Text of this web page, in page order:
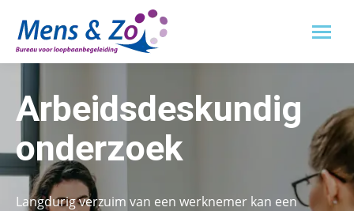
Arbeidsdeskundig
onderzoek
Langdurig verzuim van een werknemer kan een